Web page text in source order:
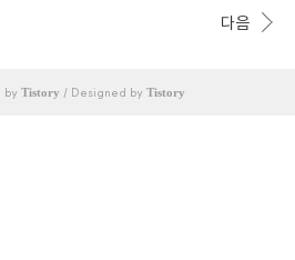
와 시기를 정리한 표입니
어떤 꽃가루가 유행하
생식세포로, 바람이나 곤
다음
by Tistory / Designed by Tistory